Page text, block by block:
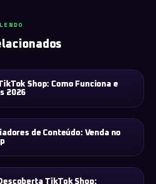
Shop: Como Funciona e
2026
de Conteúdo: Venda no
TikTok Shop: